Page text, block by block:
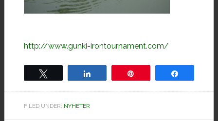
http://www.gunki-irontournament.com/
FILED UNDER: NYHETER